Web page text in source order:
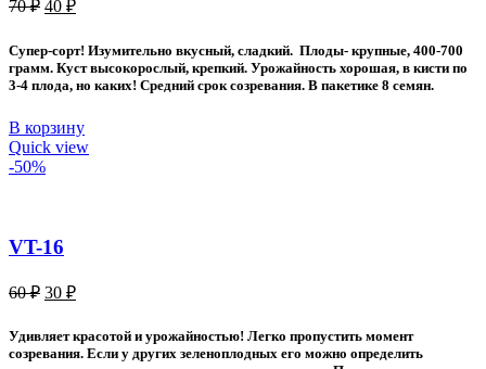
70₽
70 ₽.
40 ₽
40 ₽.
Супер-сорт! Изумительно вкусный, сладкий. Плоды- крупные, 400-700
грамм. Куст высокорослый, крепкий. Урожайность хорошая, в кисти по
3-4 плода, но каких! Средний срок созревания. В пакетике 8 семян.
В корзину
Quick view
-50%
VT-16
60₽ Первоначальная
60 ₽.
30 ₽Текущая
30 ₽.
Удивляет красотой и урожайностью! Легко пропустить момент
созревания. Если у других зеленоплодных его можно определить